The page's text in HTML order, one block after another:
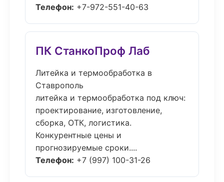
Телефон: +7-972-551-40-63
ПК СтанкоПроф Лаб
Литейка и термообработка в
Ставрополь
литейка и термообработка под ключ:
проектирование, изготовление,
сборка, ОТК, логистика.
Конкурентные цены и
прогнозируемые сроки....
Телефон: +7 (997) 100-31-26